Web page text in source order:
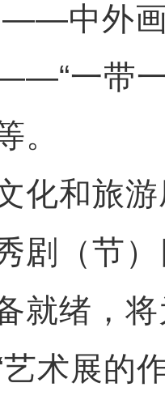
——中外
一带
。
和旅游
剧（节
就绪，
术展的